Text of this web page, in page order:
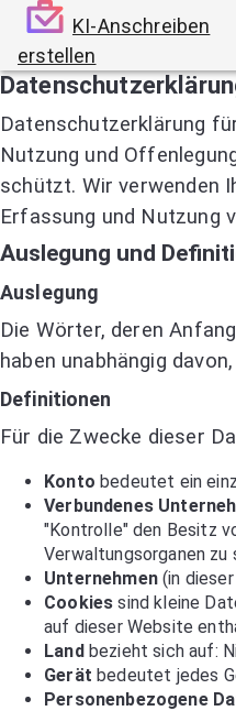
KI-Anschreiben
erstellen
Datenschutzerklärung
Nutzung und
schützt. Wir verwenden
Erfassung und Nutzung
Auslegung und
Auslegung
Die Wörter, deren
haben unabhängig
Definitionen
Für die Zwecke dieser
Konto bedeutet ein
Verbundenes
"Kontrolle" den Besitz
Verwaltungsorganen zu
Unternehmen(in dieser
Cookies sind kleine
auf dieser Website
Landbezieht sich auf:
Gerät bedeutet jedes
Personenbezogene